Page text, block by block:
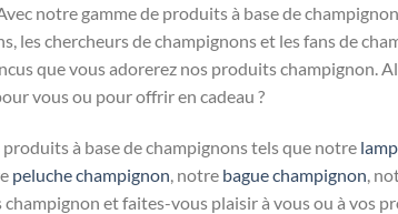
notre gamme de produits à base de
les chercheurs de champignons et les fans de
que vous adorerez nos produits champignon.
vous ou pour offrir en cadeau ?
à base de champignons tels que notre
peluche champignon, notre bague champignon,
et faites-vous plaisir à vous ou à vos